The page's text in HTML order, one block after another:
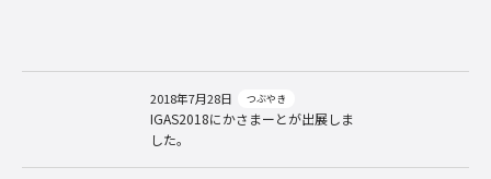
2018年7月28日 つぶやき
IGAS2018にかさまーとが出展しま
した。